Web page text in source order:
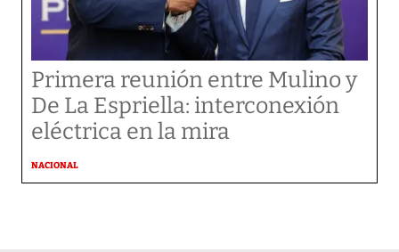
Primera reunión entre Mulino y
De La Espriella: interconexión
eléctrica en la mira
NACIONAL